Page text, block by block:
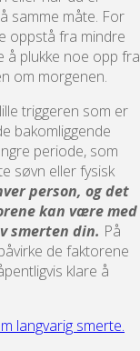
samme måte. For
oppstå fra mindre
å plukke noe opp fra
om morgenen.
triggeren som er
bakomliggende
periode, som
søvn eller fysisk
person, og det
kan være med
smerten din. På
de faktorene
klare å
langvarig smerte.